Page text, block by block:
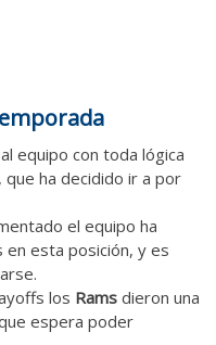
equipo con toda lógica
que ha decidido ir a por
el equipo ha
esta posición, y es
los Rams dieron una
espera poder